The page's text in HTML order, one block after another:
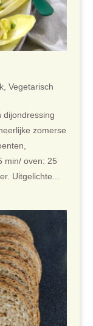
, Vegetarisch
dijondressing
zomerse
min/ oven: 25
Uitgelichte...